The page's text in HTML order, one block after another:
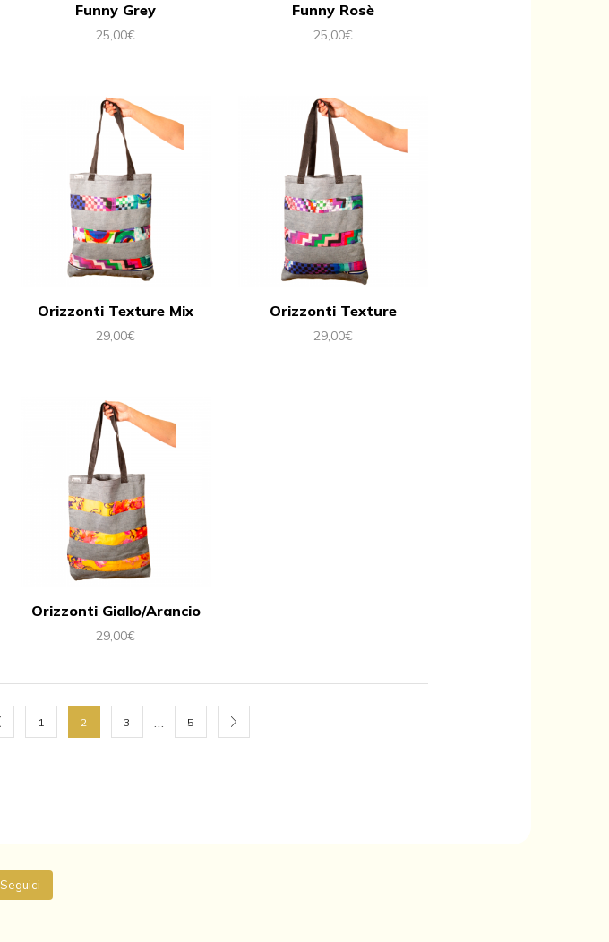
Funny Grey
25,00€
Funny Rosè
25,00€
Orizzonti Texture Mix
29,00€
Orizzonti Texture
29,00€
Orizzonti Giallo/Arancio
29,00€
1 2 3 … 5
Seguici